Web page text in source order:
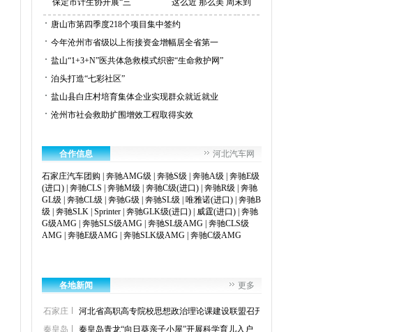
保定市计生协开展“三 这么近 那么美 周末到
唐山市第四季度218个项目集中签约
今年沧州市省级以上衔接资金增幅居全省第一
盐山“1+3+N”医共体急救模式织密“生命救护网”
泊头打造“七彩社区”
盐山县白庄村培育集体企业实现群众就近就业
沧州市社会救助扩围增效工程取得实效
合作信息 河北汽车网
石家庄汽车团购 奔驰AMG级 奔驰S级 奔驰A级
奔驰E级
(进口) 奔驰CLS 奔驰M级 奔驰C级(进口) 奔驰R级
奔驰
GL级
奔驰CL级 奔驰G级 奔驰SL级 唯雅诺(进口) 奔驰B
级
奔驰SLK Sprinter 奔驰GLK级(进口) 威霆(进口) 奔驰
G级AMG 奔驰SLS级AMG 奔驰SL级AMG 奔驰CLS级
AMG 奔驰E级AMG 奔驰SLK级AMG 奔驰C级AMG
各地新闻 更多
石家庄
河北省高职高专院校思想政治理论课建设联盟召开
秦皇岛
秦皇岛青龙“向日葵亲子小屋”开展科学育儿入户